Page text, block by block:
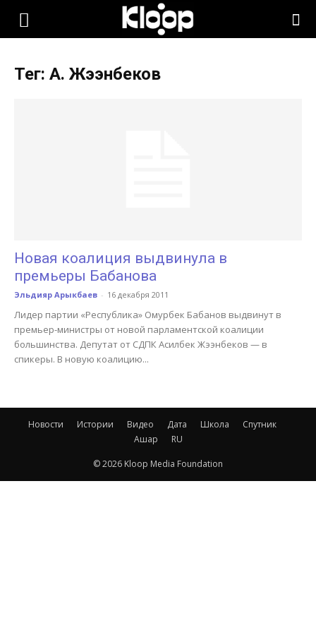
KLOOP.KG
Тег: А. Жээнбеков
Новая коалиция выдвинула в
премьеры Бабанова
Эльдияр Арыкбаев - 16 декабря 2011
Лидер партии «Республика» Омурбек Бабанов выдвинут в
премьер-министры от новой парламентской коалиции
большинства. Депутат от СДПК Асилбек Жээнбеков — в
спикеры. В новую коалицию...
Новости Истории Видео Дата Школа
Спутник
Ашар
RU
© 2026 Kloop Media Foundation